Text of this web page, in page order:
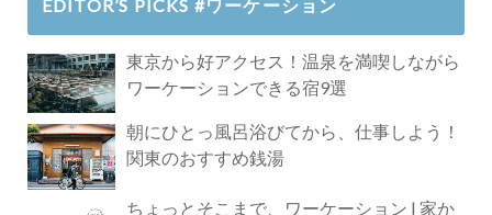
EDITOR’S PICKS #ワーケーション
東京から好アクセス！温泉を満喫しながら
ワーケーションできる宿9選
朝にひとっ風呂浴びてから、仕事しよう！
関東のおすすめ銭湯
ちょっとそこまで、ワーケーション | 家か